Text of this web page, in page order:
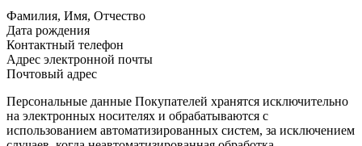
Фамилия, Имя, Отчество
Дата рождения
Контактный телефон
Адрес электронной почты
Почтовый адрес
Персональные данные Покупателей хранятся исключительно
на электронных носителях и обрабатываются с
использованием автоматизированных систем, за исключением